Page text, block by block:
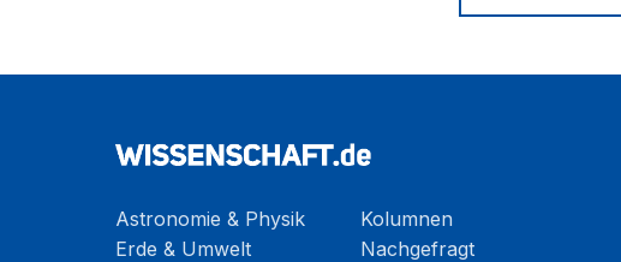
Astronomie & Physik
Erde & Umwelt
Kolumnen
Nachgefragt